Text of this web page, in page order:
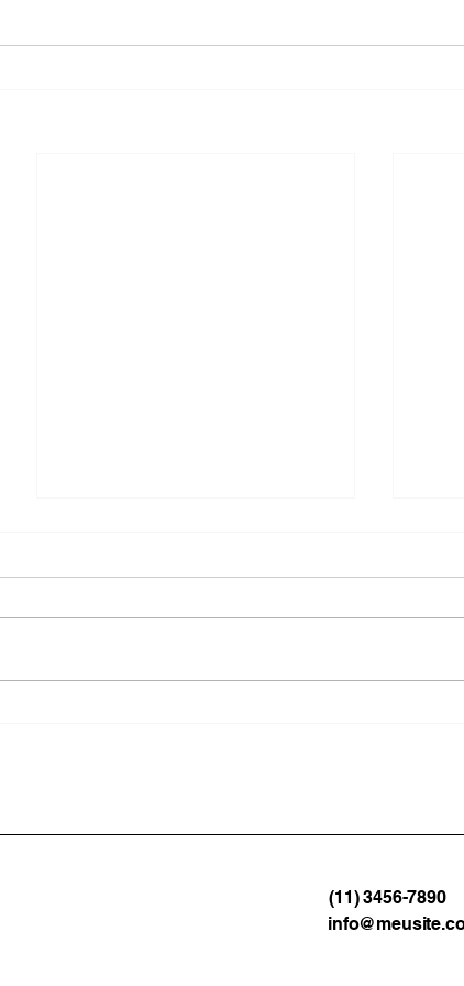
(11) 3456-7890